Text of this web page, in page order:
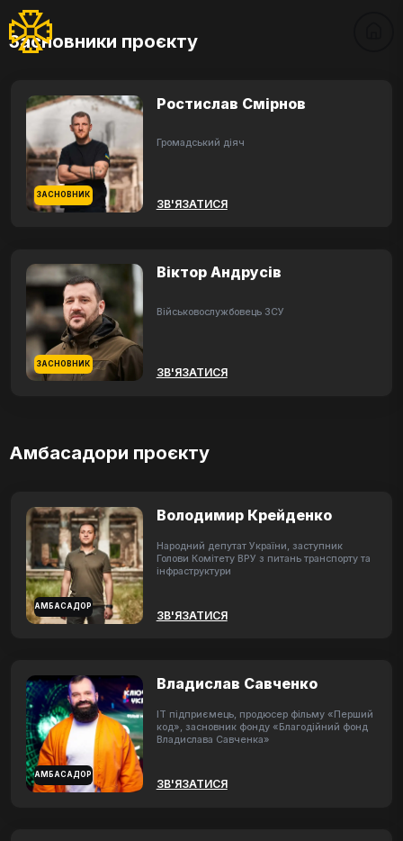
Засновники проєкту
ЗАСНОВНИК
Ростислав Смірнов
Громадський діяч
ЗВ'ЯЗАТИСЯ
ЗАСНОВНИК
Віктор Андрусів
Військовослужбовець ЗСУ
ЗВ'ЯЗАТИСЯ
Амбасадори проєкту
АМБАСАДОР
Володимир Крейденко
Народний депутат України, заступник
Голови Комітету ВРУ з питань транспорту та
інфраструктури
ЗВ'ЯЗАТИСЯ
АМБАСАДОР
Владислав Савченко
ІТ підприємець, продюсер фільму «Перший
код», засновник фонду «Благодійний фонд
Владислава Савченка»
ЗВ'ЯЗАТИСЯ